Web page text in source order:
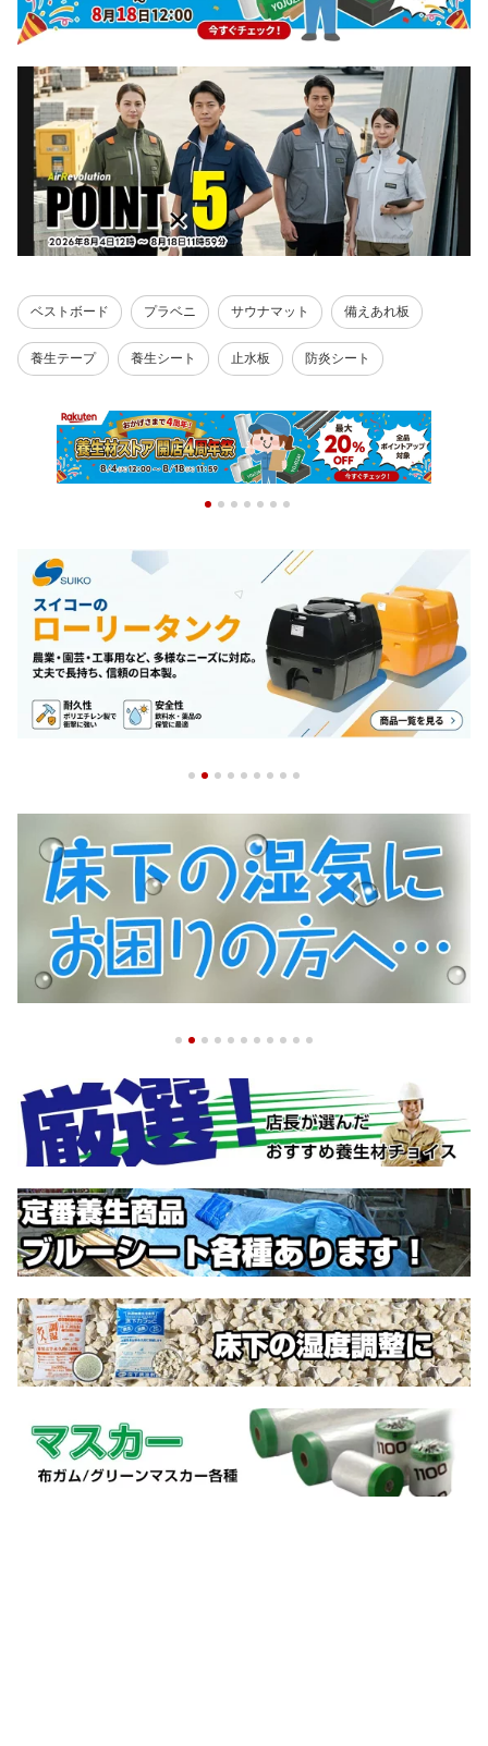
ベストボード プラベニ サウナマット 備えあれ板
養生テープ 養生シート 止水板 防炎シート